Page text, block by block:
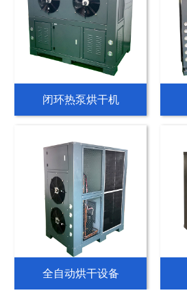
空气源热泵烘干机
热泵分体烘干机